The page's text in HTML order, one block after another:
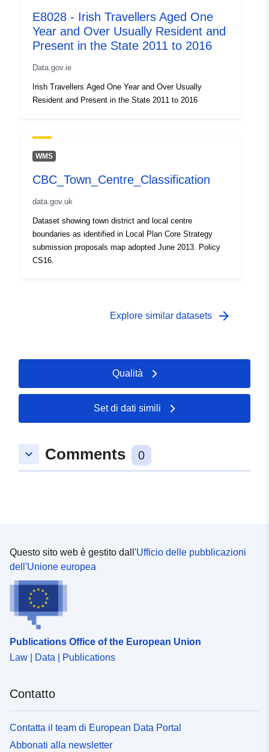
E8028 - Irish Travellers Aged One
Year and Over Usually Resident and
Present in the State 2011 to 2016
Data.gov.ie
Irish Travellers Aged One Year and Over Usually
Resident and Present in the State 2011 to 2016
WMS
CBC_Town_Centre_Classification
data.gov.uk
Dataset showing town district and local centre
boundaries as identified in Local Plan Core Strategy
submission proposals map adopted June 2013. Policy
CS16.
Explore similar datasets arrow_forward
Qualità
Set di dati simili
keyboard_arrow_down Comments 0
Questo sito web è gestito dall'Ufficio delle pubblicazioni
dell'Unione europea
Publications Office of the European Union
Law | Data | Publications
Contatto
Contatta il team di European Data Portal
Abbonati alla newsletter